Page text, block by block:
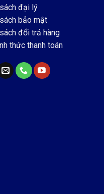
đại lý
bảo mật
đổi trả hàng
thức thanh toán